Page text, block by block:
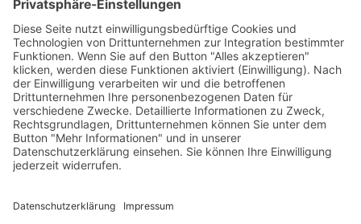
Link/Banner
und schließen
dann z. B.
einen Vertrag
ab oder führen
einen Kauf
durch, so
erhalten wir
eine Provision
vom Anbieter.
Für Sie
entstehen
keine
Nachteile beim
Kauf, Vertrag
oder Preis.